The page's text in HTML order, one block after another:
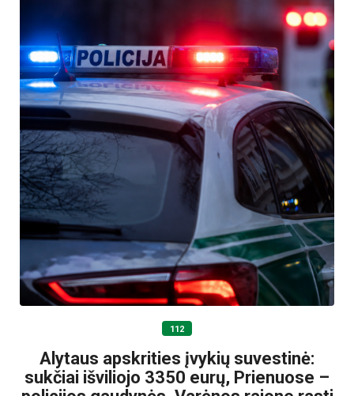
112
Alytaus apskrities įvykių suvestinė:
sukčiai išviliojo 3350 eurų, Prienuose –